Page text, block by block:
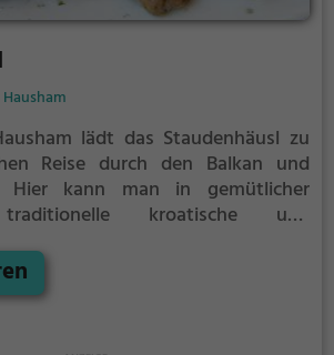
lädt das Staudenhäusl zu
Reise durch den Balkan und
Hier kann man in gemütlicher
kroatische und
Gerichte, die mit frischen
werden. Ob allein, mit der Familie